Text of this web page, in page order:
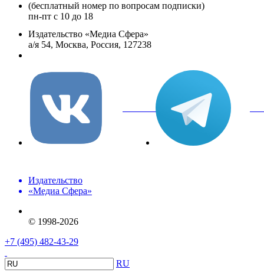
(бесплатный номер по вопросам подписки)
пн-пт с 10 до 18
Издательство «Медиа Сфера»
а/я 54, Москва, Россия, 127238
вКонтакте
Издательство
«Медиа Сфера»
© 1998-2026
+7 (495) 482-43-29
RU